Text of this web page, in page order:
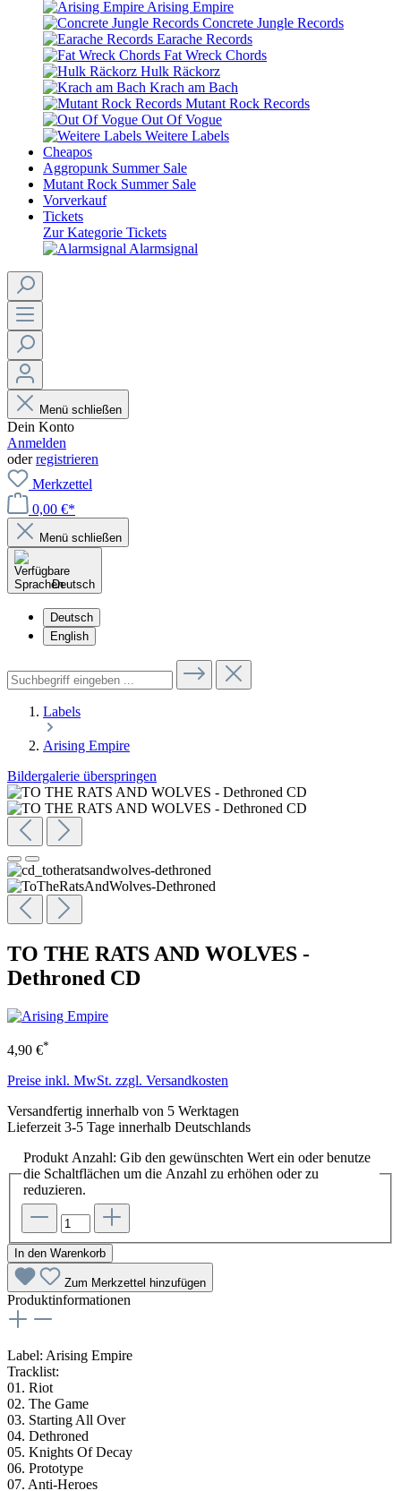
Arising Empire
Concrete Jungle Records
Earache Records
Fat Wreck Chords
Hulk Räckorz
Krach am Bach
Mutant Rock Records
Out Of Vogue
Weitere Labels
Cheapos
Aggropunk Summer Sale
Mutant Rock Summer Sale
Vorverkauf
Tickets
Zur Kategorie Tickets
Alarmsignal
Menü schließen
Dein Konto
Anmelden
oderregistrieren
Merkzettel
0,00 €*
Menü schließen
Deutsch
Deutsch
English
Labels
Arising Empire
Bildergalerie überspringen
TO THE RATS AND WOLVES -
Dethroned CD
4,90 €*
Preise inkl. MwSt. zzgl. Versandkosten
Versandfertig innerhalb von 5 Werktagen
Lieferzeit 3-5 Tage innerhalb Deutschlands
Produkt Anzahl: Gib den gewünschten Wert ein oder benutze
die Schaltflächen um die Anzahl zu erhöhen oder zu
reduzieren.
In den Warenkorb
Zum Merkzettel hinzufügen
Produktinformationen
Label: Arising Empire
Tracklist:
01. Riot
02. The Game
03. Starting All Over
04. Dethroned
05. Knights Of Decay
06. Prototype
07. Anti-Heroes